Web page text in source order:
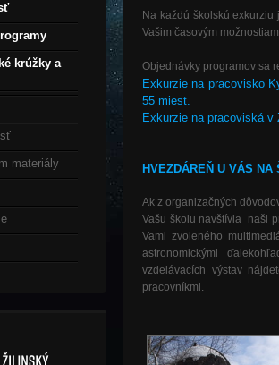
krúžky a
materiály
Na každú školskú exkurziu
Vašim časovým možnostiam
Objednávky programov sa
Exkurzie na pracovisko
55 miest.
Exkurzie na pracoviskáv
HVEZDÁREŇ U VÁS NA
Ak zorganizačných
Vašu školu navštívia naši
Vami zvoleného
astronomickými
vzdelávacích výstav
pracovníkmi.